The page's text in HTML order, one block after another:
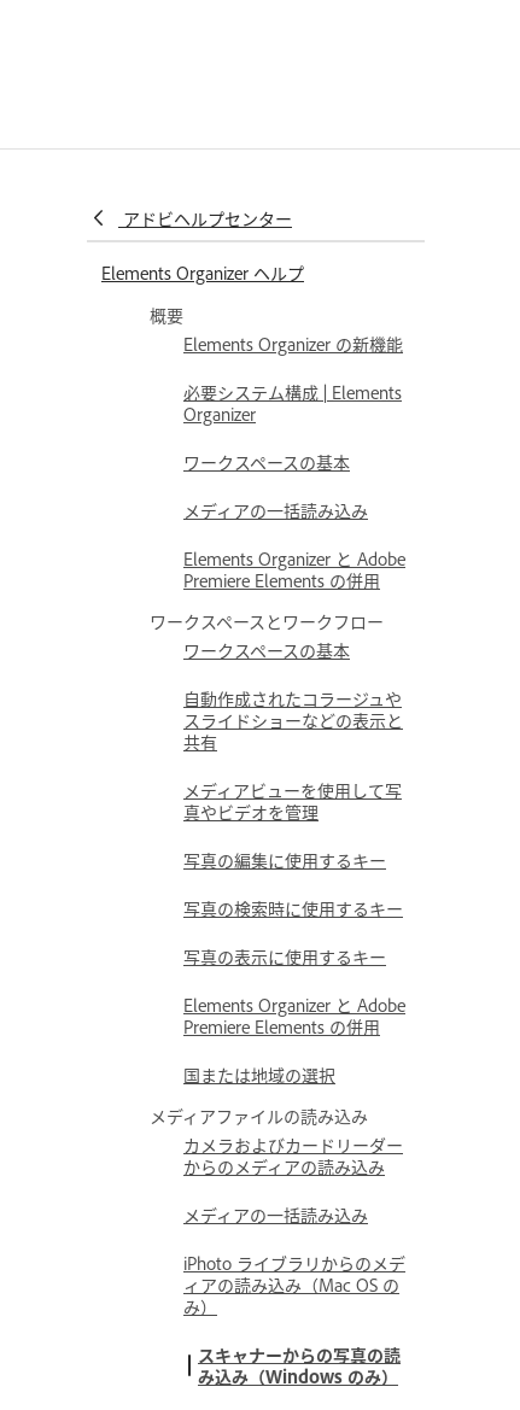
アドビヘルプセンター
Elements Organizer ヘルプ
概要
Elements Organizer の新機能
必要システム構成 | Elements
Organizer
ワークスペースの基本
メディアの一括読み込み
Elements Organizer と Adobe
Premiere Elements の併用
ワークスペースとワークフロー
ワークスペースの基本
自動作成されたコラージュや
スライドショーなどの表示と
共有
メディアビューを使用して写
真やビデオを管理
写真の編集に使用するキー
写真の検索時に使用するキー
写真の表示に使用するキー
Elements Organizer と Adobe
Premiere Elements の併用
国または地域の選択
メディアファイルの読み込み
カメラおよびカードリーダー
からのメディアの読み込み
メディアの一括読み込み
iPhoto ライブラリからのメデ
ィアの読み込み（Mac OS の
み）
スキャナーからの写真の読
み込み（Windows のみ）